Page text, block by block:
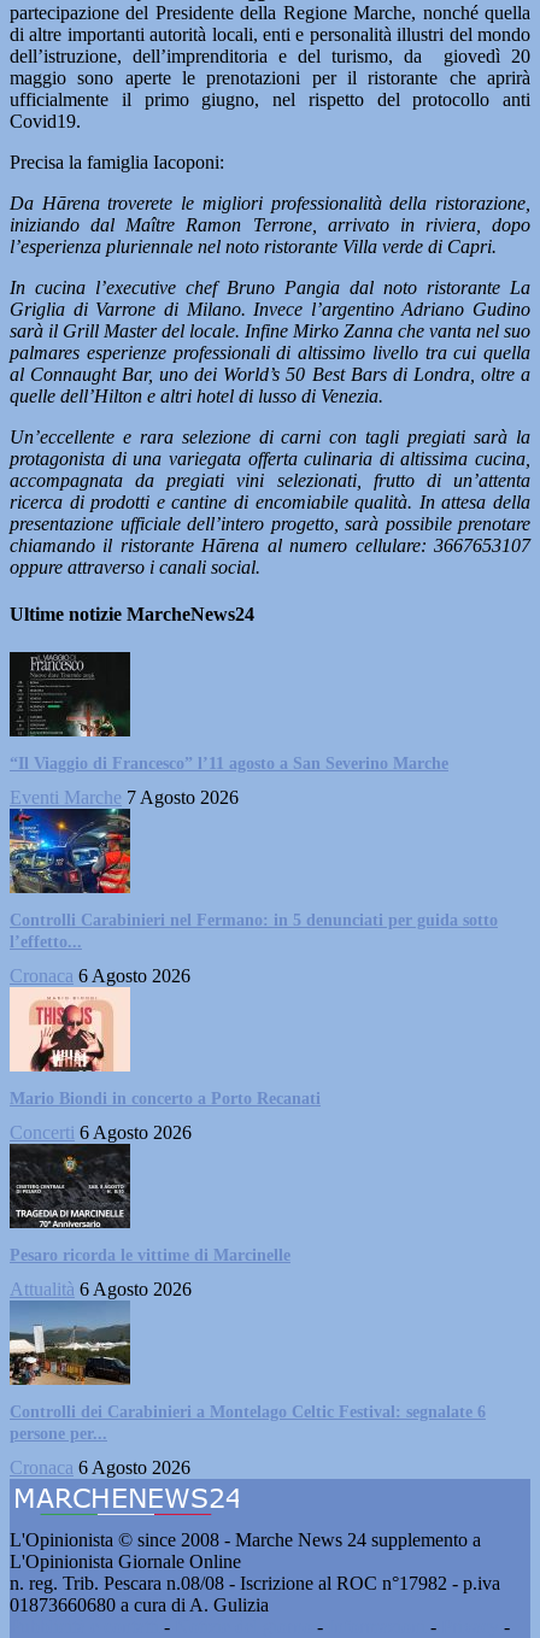
partecipazione del Presidente della Regione Marche, nonché quella
di altre importanti autorità locali, enti e personalità illustri del mondo
dell’istruzione, dell’imprenditoria e del turismo, da giovedì 20
maggio sono aperte le prenotazioni per il ristorante che aprirà
ufficialmente il primo giugno, nel rispetto del protocollo anti
Covid19.
Precisa la famiglia Iacoponi:
Da Hārena troverete le migliori professionalità della ristorazione,
iniziando dal Maître Ramon Terrone, arrivato in riviera, dopo
l’esperienza pluriennale nel noto ristorante Villa verde di Capri.
In cucina l’executive chef Bruno Pangia dal noto ristorante La
Griglia di Varrone di Milano. Invece l’argentino Adriano Gudino
sarà il Grill Master del locale. Infine Mirko Zanna che vanta nel suo
palmares esperienze professionali di altissimo livello tra cui quella
al Connaught Bar, uno dei World’s 50 Best Bars di Londra, oltre a
quelle dell’Hilton e altri hotel di lusso di Venezia.
Un’eccellente e rara selezione di carni con tagli pregiati sarà la
protagonista di una variegata offerta culinaria di altissima cucina,
accompagnata da pregiati vini selezionati, frutto di un’attenta
ricerca di prodotti e cantine di encomiabile qualità. In attesa della
presentazione ufficiale dell’intero progetto, sarà possibile prenotare
chiamando il ristorante Hārena al numero cellulare: 3667653107
oppure attraverso i canali social.
Ultime notizie MarcheNews24
“Il Viaggio di Francesco” l’11 agosto a San Severino Marche
Eventi Marche 7 Agosto 2026
Controlli Carabinieri nel Fermano: in 5 denunciati per guida sotto
l’effetto...
Cronaca 6 Agosto 2026
Mario Biondi in concerto a Porto Recanati
Concerti 6 Agosto 2026
Pesaro ricorda le vittime di Marcinelle
Attualità 6 Agosto 2026
Controlli dei Carabinieri a Montelago Celtic Festival: segnalate 6
persone per...
Cronaca 6 Agosto 2026
L'Opinionista © since 2008 - Marche News 24 supplemento a
L'Opinionista Giornale Online
n. reg. Trib. Pescara n.08/08 - Iscrizione al ROC n°17982 - p.iva
01873660680 a cura di A. Gulizia
- - -
-